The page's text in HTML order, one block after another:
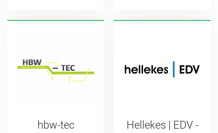
hbw-tec
Hellekes | EDV -